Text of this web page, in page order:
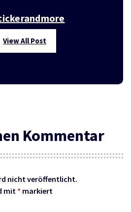
View All Post
Kommentar
nicht veröffentlicht.
mit * markiert